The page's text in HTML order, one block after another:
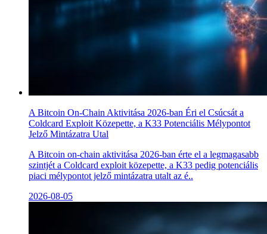
A Bitcoin On-Chain Aktivitása 2026-ban Éri el Csúcsát a
Coldcard Exploit Közepette, a K33 Potenciális Mélypontot
Jelző Mintázatra Utal
A Bitcoin on-chain aktivitása 2026-ban érte el a legmagasabb
szintjét a Coldcard exploit közepette, a K33 pedig potenciális
piaci mélypontot jelző mintázatra utalt az é..
2026-08-05